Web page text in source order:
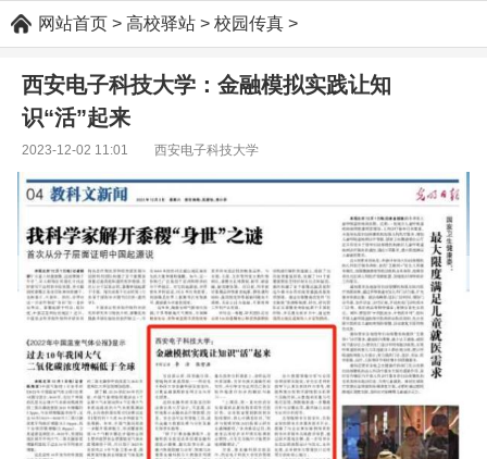
网站首页 > 高校驿站 > 校园传真 >
西安电子科技大学：金融模拟实践让知
识“活”起来
2023-12-02 11:01 西安电子科技大学